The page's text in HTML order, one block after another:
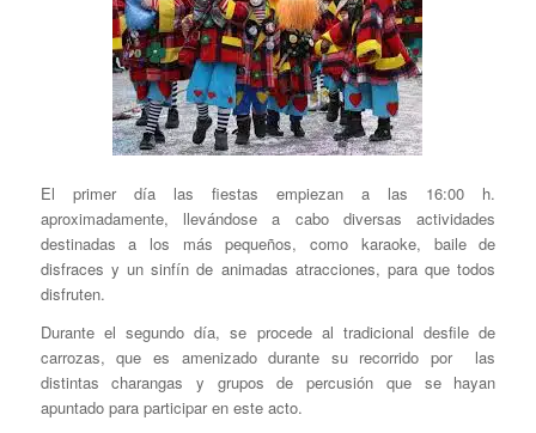
El primer día las fiestas empiezan a las 16:00 h.
aproximadamente, llevándose a cabo diversas actividades
destinadas a los más pequeños, como karaoke, baile de
disfraces y un sinfín de animadas atracciones, para que todos
disfruten.
Durante el segundo día, se procede al tradicional desfile de
carrozas, que es amenizado durante su recorrido por las
distintas charangas y grupos de percusión que se hayan
apuntado para participar en este acto.